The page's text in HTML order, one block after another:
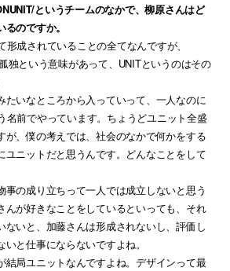
というチームのなかで、柳原さんはど
のですか。
形成されていることの全てなんですが、
独という意味があって、UNITというのはその
たいなところから入っていって、一人なのに
名前でやっています。ちょうどユニット全盛
が、僕の考えでは、社会のなかで何かをする
ユニットだと思うんです。どんなことをして
事の成り立ちって一人では成立しないと思う
んが好きなことをしているといっても、それ
ないと、加藤さんは形成されないし、評価し
と仕事にならないですよね。
結局ユニットなんですよね。デザインって最